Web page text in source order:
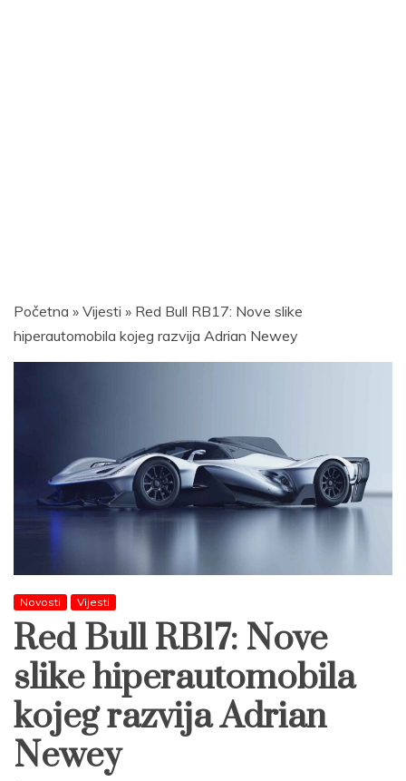
Početna » Vijesti » Red Bull RB17: Nove slike
hiperautomobila kojeg razvija Adrian Newey
Novosti Vijesti
Red Bull RB17: Nove
slike hiperautomobila
kojeg razvija Adrian
Newey